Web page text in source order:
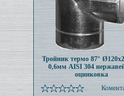
Тройник термо 87°
0,6мм AISI 304
оцинковка